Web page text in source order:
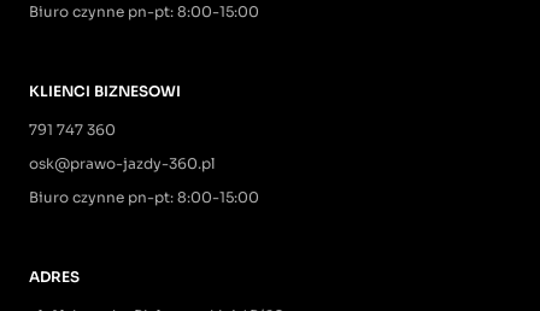
Biuro czynne pn-pt: 8:00-15:00
KLIENCI BIZNESOWI
791 747 360
osk@prawo-jazdy-360.pl
Biuro czynne pn-pt: 8:00-15:00
ADRES